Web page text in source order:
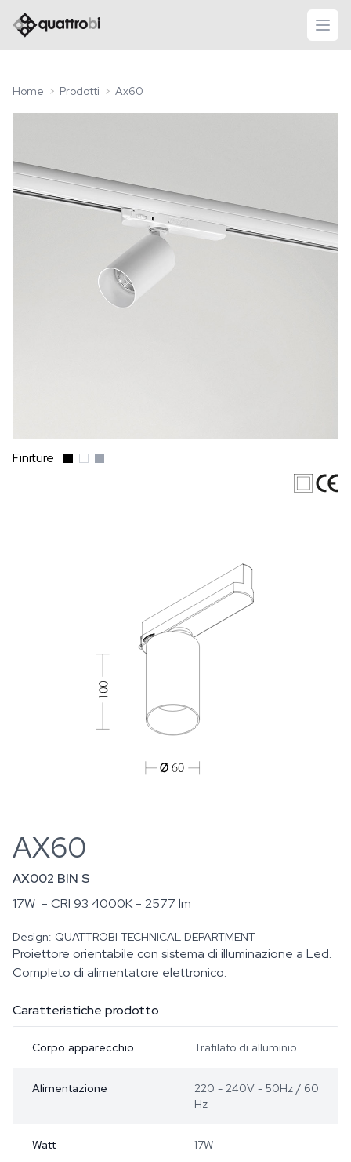
logo quattrobi
apri
Home Prodotti Ax60
Finiture
AX60
AX002 BIN S
17W - CRI 93 4000K - 2577 lm
Design: QUATTROBI TECHNICAL DEPARTMENT
Proiettore orientabile con sistema di illuminazione a Led.
Completo di alimentatore elettronico.
Caratteristiche prodotto
Corpo apparecchio Trafilato di alluminio
Alimentazione
220 - 240V - 50Hz / 60
Hz
Watt 17W